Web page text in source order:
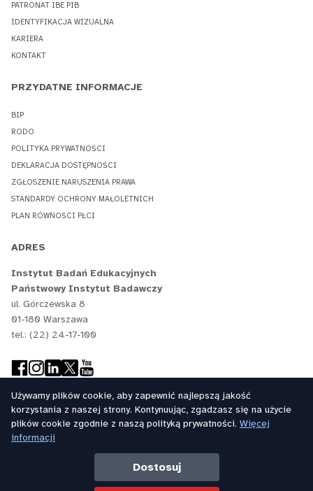
PATRONAT IBE PIB
IDENTYFIKACJA WIZUALNA
KARIERA
KONTAKT
PRZYDATNE INFORMACJE
BIP
RODO
POLITYKA PRYWATNOŚCI
DEKLARACJA DOSTĘPNOŚCI
ZGŁOSZENIE NARUSZENIA PRAWA
STANDARDY OCHRONY MAŁOLETNICH
PLAN RÓWNOŚCI PŁCI
ADRES
Instytut Badań Edukacyjnych
Państwowy Instytut Badawczy
ul. Górczewska 8
01-180 Warszawa
tel.: (22) 24-17-100
Używamy plików cookie, aby zapewnić najlepszą jakość
korzystania z naszej strony. Kontynuując, zgadzasz się na użycie
plików cookie zgodnie z naszą polityką prywatności. Więcej
informacji
Dostosuj